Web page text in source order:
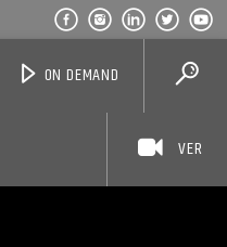
ON DEMAND
VER